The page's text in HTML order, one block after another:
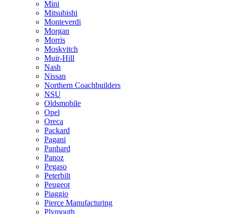
Mini
Mitsubishi
Monteverdi
Morgan
Morris
Moskvitch
Muir-Hill
Nash
Nissan
Northern Coachbuilders
NSU
Oldsmobile
Opel
Oreca
Packard
Pagani
Panhard
Panoz
Pegaso
Peterbilt
Peugeot
Piaggio
Pierce Manufacturing
Plymouth